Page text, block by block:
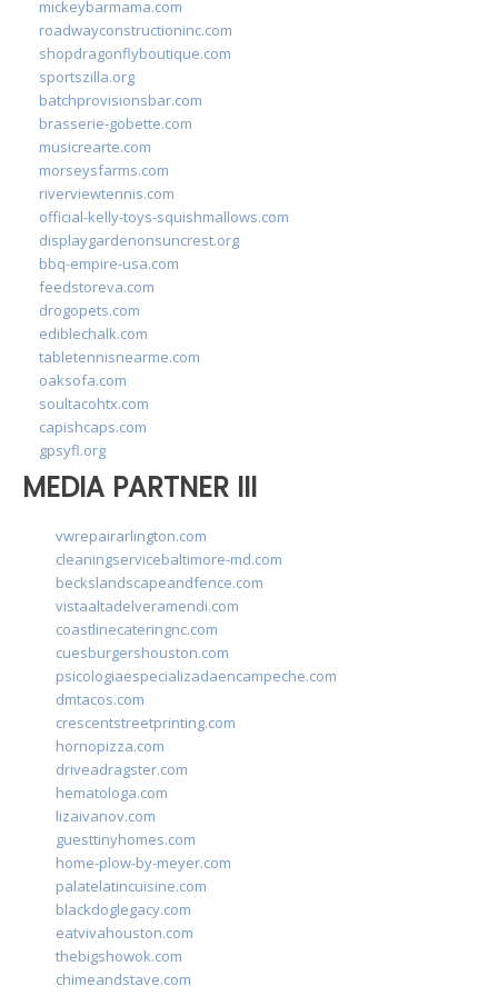
mickeybarmama.com
roadwayconstructioninc.com
shopdragonflyboutique.com
sportszilla.org
batchprovisionsbar.com
brasserie-gobette.com
musicrearte.com
morseysfarms.com
riverviewtennis.com
official-kelly-toys-squishmallows.com
displaygardenonsuncrest.org
bbq-empire-usa.com
feedstoreva.com
drogopets.com
ediblechalk.com
tabletennisnearme.com
oaksofa.com
soultacohtx.com
capishcaps.com
gpsyfl.org
MEDIA PARTNER III
vwrepairarlington.com
cleaningservicebaltimore-md.com
beckslandscapeandfence.com
vistaaltadelveramendi.com
coastlinecateringnc.com
cuesburgershouston.com
psicologiaespecializadaencampeche.com
dmtacos.com
crescentstreetprinting.com
hornopizza.com
driveadragster.com
hematologa.com
lizaivanov.com
guesttinyhomes.com
home-plow-by-meyer.com
palatelatincuisine.com
blackdoglegacy.com
eatvivahouston.com
thebigshowok.com
chimeandstave.com